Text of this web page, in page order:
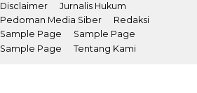
Disclaimer
Jurnalis Hukum
Pedoman Media Siber
Redaksi
Sample Page
Sample Page
Sample Page
Tentang Kami